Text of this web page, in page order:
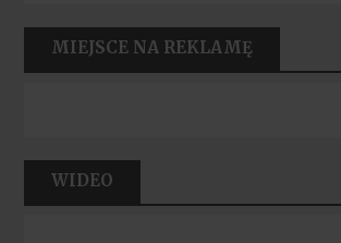
MIEJSCE NA REKLAMĘ
WIDEO